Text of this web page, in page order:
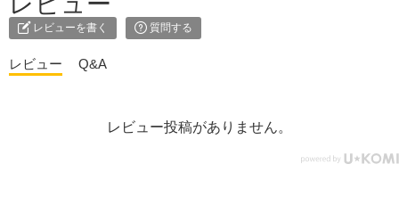
レビューを書く 質問する
レビュー Q&A
レビュー投稿がありません。